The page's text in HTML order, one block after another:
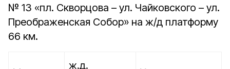
№ 13 «пл. Скворцова – ул. Чайковского – ул.
Преображенская Собор» на ж/д платформу
66 км.
ж.д.